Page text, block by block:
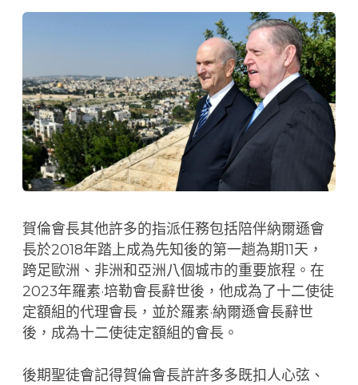
賀倫會長其他許多的指派任務包括陪伴納爾遜會
長於2018年踏上成為先知後的第一趟為期11天，
跨足歐洲、非洲和亞洲八個城市的重要旅程。在
2023年羅素·培勒會長辭世後，他成為了十二使徒
定額組的代理會長，並於羅素·納爾遜會長辭世
後，成為十二使徒定額組的會長。
後期聖徒會記得賀倫會長許許多多既扣人心弦、